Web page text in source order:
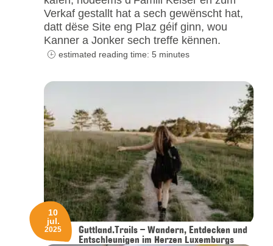
Verkaf gestallt hat a sech gewënscht hat,
datt dëse Site eng Plaz géif ginn, wou
Kanner a Jonker sech treffe kënnen.
estimated reading time: 5 minutes
Guttland.Trails – Wandern, Entdecken und
Entschleunigen im Herzen Luxemburgs
10
jul.
2025